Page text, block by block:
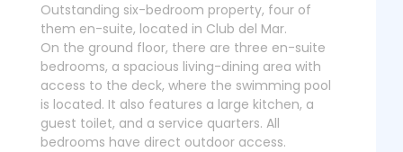
Outstanding six-bedroom property, four of
them en-suite, located in Club del Mar.
On the ground floor, there are three en-suite
bedrooms, a spacious living-dining area with
access to the deck, where the swimming pool
is located. It also features a large kitchen, a
guest toilet, and a service quarters. All
bedrooms have direct outdoor access.